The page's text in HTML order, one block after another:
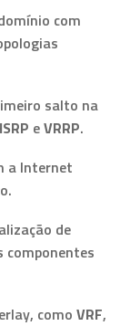
com
salto na
eVRRP.
a Internet
de
componentes
como VRF,